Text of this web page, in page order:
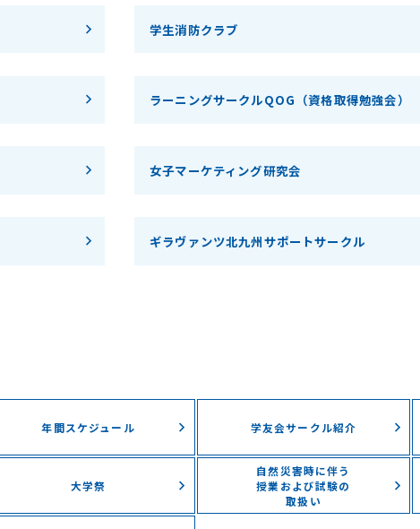
学生消防クラブ
ラーニングサークルQOG（資格取得勉強会）
女子マーケティング研究会
ギラヴァンツ北九州サポートサークル
年間スケジュール 学友会サークル紹介
⼤学祭
自然災害時に伴う
授業および試験の
取扱い